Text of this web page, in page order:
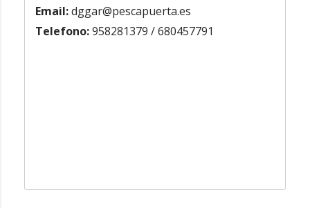
Email:dggar@pescapuerta.es
Telefono:958281379 / 680457791